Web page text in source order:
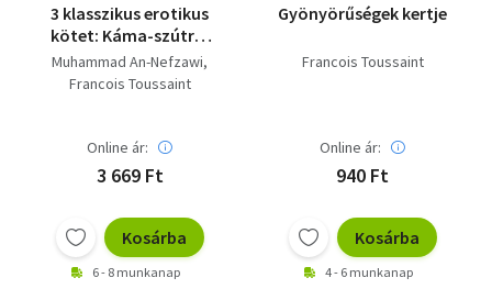
3 klasszikus erotikus
kötet: Káma-szútra,
Az illatos kert, Az
asszony és a szerelem
Muhammad An-Nefzawi
Francois Toussaint
Online ár:
3 669 Ft
Kosárba
6 - 8 munkanap
Gyönyörűségek kertje
Francois Toussaint
Online ár:
940 Ft
Kosárba
4 - 6 munkanap